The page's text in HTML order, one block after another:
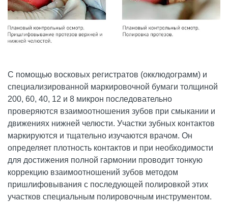
С помощью восковых регистратов (окклюдограмм) и
специализированной маркировочной бумаги толщиной
200, 60, 40, 12 и 8 микрон последовательно
проверяются взаимоотношения зубов при смыкании и
движениях нижней челюсти. Участки зубных контактов
маркируются и тщательно изучаются врачом. Он
определяет плотность контактов и при необходимости
для достижения полной гармонии проводит тонкую
коррекцию взаимоотношений зубов методом
пришлифовывания с последующей полировкой этих
участков специальным полировочным инструментом.